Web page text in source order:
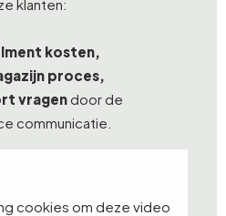
klanten:
kosten,
proces,
vragendoor de
communicatie.
cookies om deze video